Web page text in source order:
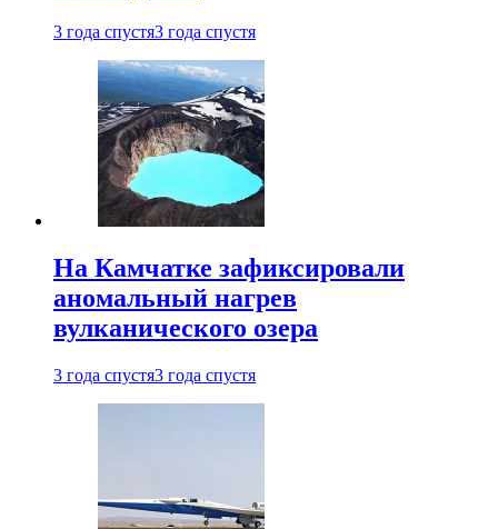
3 года спустя3 года спустя
На Камчатке зафиксировали
аномальный нагрев
вулканического озера
3 года спустя3 года спустя